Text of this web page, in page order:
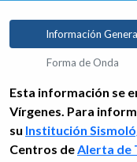
Información
Forma de Onda
Esta información se
Vírgenes. Para
su Institución
Centros deAlerta de